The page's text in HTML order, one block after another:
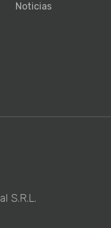
Noticias
S.R.L.